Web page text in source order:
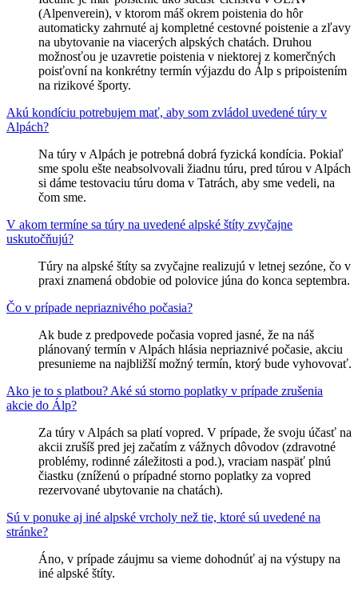
(Alpenverein), v ktorom máš okrem poistenia do hôr
automaticky zahrnuté aj kompletné cestovné poistenie a zľavy
na ubytovanie na viacerých alpských chatách. Druhou
možnosťou je uzavretie poistenia v niektorej z komerčných
poisťovní na konkrétny termín výjazdu do Álp s pripoistením
na rizikové športy.
Akú kondíciu potrebujem mať, aby som zvládol uvedené túry v
Alpách?
Na túry v Alpách je potrebná dobrá fyzická kondícia. Pokiaľ
sme spolu ešte neabsolvovali žiadnu túru, pred túrou v Alpách
si dáme testovaciu túru doma v Tatrách, aby sme vedeli, na
čom sme.
V akom termíne sa túry na uvedené alpské štíty zvyčajne
uskutočňujú?
Túry na alpské štíty sa zvyčajne realizujú v letnej sezóne, čo v
praxi znamená obdobie od polovice júna do konca septembra.
Čo v prípade nepriaznivého počasia?
Ak bude z predpovede počasia vopred jasné, že na náš
plánovaný termín v Alpách hlásia nepriaznivé počasie, akciu
presunieme na najbližší možný termín, ktorý bude vyhovovať.
Ako je to s platbou? Aké sú storno poplatky v prípade zrušenia
akcie do Álp?
Za túry v Alpách sa platí vopred. V prípade, že svoju účasť na
akcii zrušíš pred jej začatím z vážnych dôvodov (zdravotné
problémy, rodinné záležitosti a pod.), vraciam naspäť plnú
čiastku (zníženú o prípadné storno poplatky za vopred
rezervované ubytovanie na chatách).
Sú v ponuke aj iné alpské vrcholy než tie, ktoré sú uvedené na
stránke?
Áno, v prípade záujmu sa vieme dohodnúť aj na výstupy na
iné alpské štíty.